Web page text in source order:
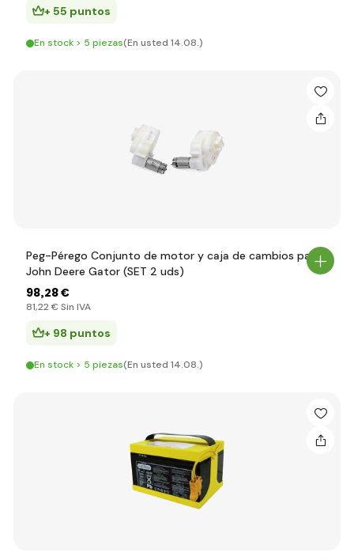
+ 55 puntos
En stock > 5 piezas(En usted 14.08.)
Peg-Pérego Conjunto de motor y caja de cambios para
John Deere Gator (SET 2 uds)
98,28 €
81,22 € Sin IVA
+ 98 puntos
En stock > 5 piezas(En usted 14.08.)